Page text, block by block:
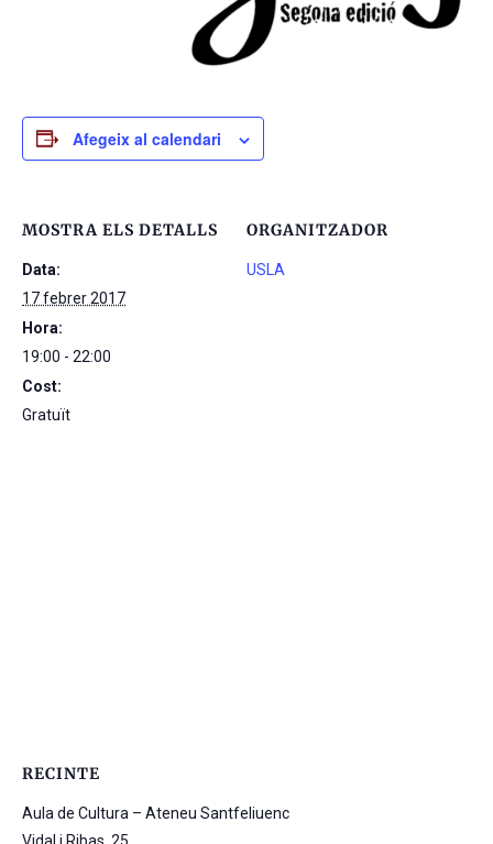
Afegeix al calendari
MOSTRA ELS DETALLS
Data:
17 febrer 2017
Hora:
19:00 - 22:00
Cost:
Gratuït
ORGANITZADOR
USLA
RECINTE
Aula de Cultura – Ateneu Santfeliuenc
Vidal i Ribas, 25